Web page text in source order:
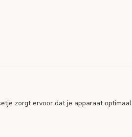
zorgt ervoor dat je apparaat optimaal